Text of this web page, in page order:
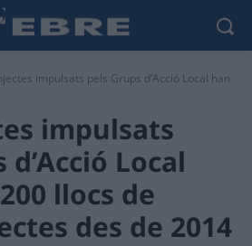
impulsats pels Grups d’Acció Local han
impulsats
Local
llocs de
des de 2014